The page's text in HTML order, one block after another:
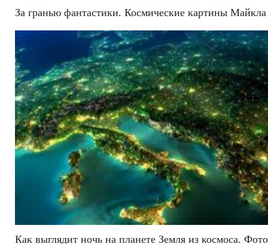
За гранью фантастики. Космические картины Майкла
Как выглядит ночь на планете Земля из космоса.